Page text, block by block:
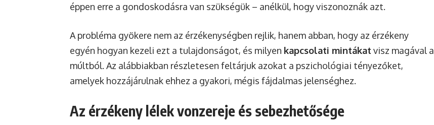
éppen erre a gondoskodásra van szükségük – anélkül, hogy viszonoznák azt.
A probléma gyökere nem az érzékenységben rejlik, hanem abban, hogy az érzékeny
egyén hogyan kezeli ezt a tulajdonságot, és milyen kapcsolati mintákat visz magával a
múltból. Az alábbiakban részletesen feltárjuk azokat a pszichológiai tényezőket,
amelyek hozzájárulnak ehhez a gyakori, mégis fájdalmas jelenséghez.
Az érzékeny lélek vonzereje és sebezhetősége